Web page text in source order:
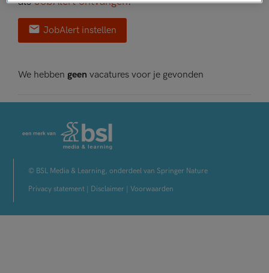
JobAlert instellen
We hebben geen vacatures voor je gevonden
© BSL Media & Learning, onderdeel van Springer Nature
Privacy statement
Disclaimer Voorwaarden